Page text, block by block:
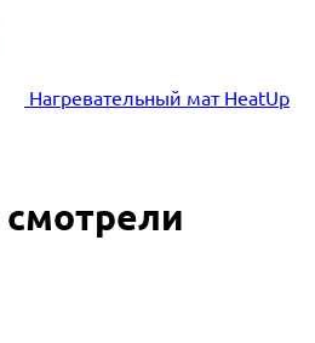
Нагревательный мат HeatUp